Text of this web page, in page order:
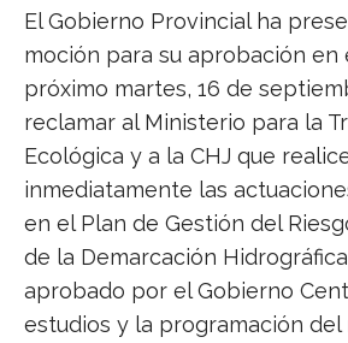
El Gobierno Provincial ha
moción para su aprobación en
próximo martes, 16 de
reclamar al Ministerio para la
Ecológica y a la CHJ que
inmediatamente las
en el Plan de Gestión del
de la Demarcación
aprobado por el Gobierno
estudios y la programación del